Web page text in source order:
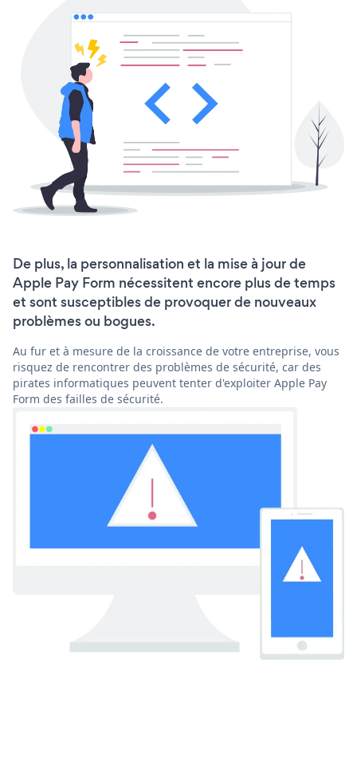
De plus, la personnalisation et la mise à jour de
Apple Pay Form nécessitent encore plus de temps
et sont susceptibles de provoquer de nouveaux
problèmes ou bogues.
Au fur et à mesure de la croissance de votre entreprise, vous
risquez de rencontrer des problèmes de sécurité, car des
pirates informatiques peuvent tenter d'exploiter Apple Pay
Form des failles de sécurité.